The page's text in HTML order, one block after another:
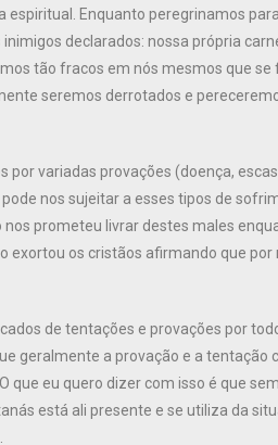
Enquanto peregrinamos
declarados: nossa própria
tão fracos em nós mesmos que se
seremos derrotados e
variadas provações (doença,
nos sujeitar a esses tipos de
prometeu livrar destes males
exortou os cristãos afirmando que
de tentações e provações por
geralmente a provação e a tentação
que eu quero dizer com isso é que
está ali presente e se utiliza da